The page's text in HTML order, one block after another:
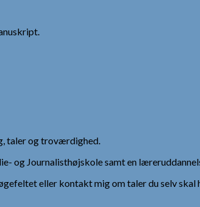
taler og troværdighed.
og Journalisthøjskole samt en
eller kontakt mig om taler du selv skal